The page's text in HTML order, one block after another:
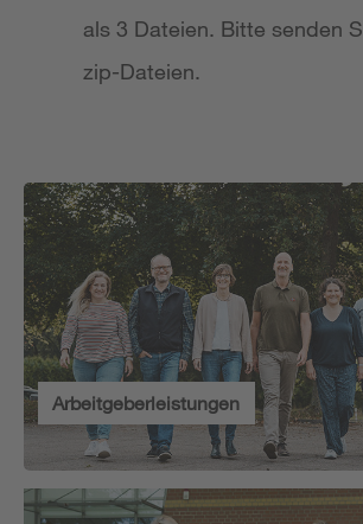
als 3 Dateien. Bitte senden
zip-Dateien.
Arbeitgeberleistungen